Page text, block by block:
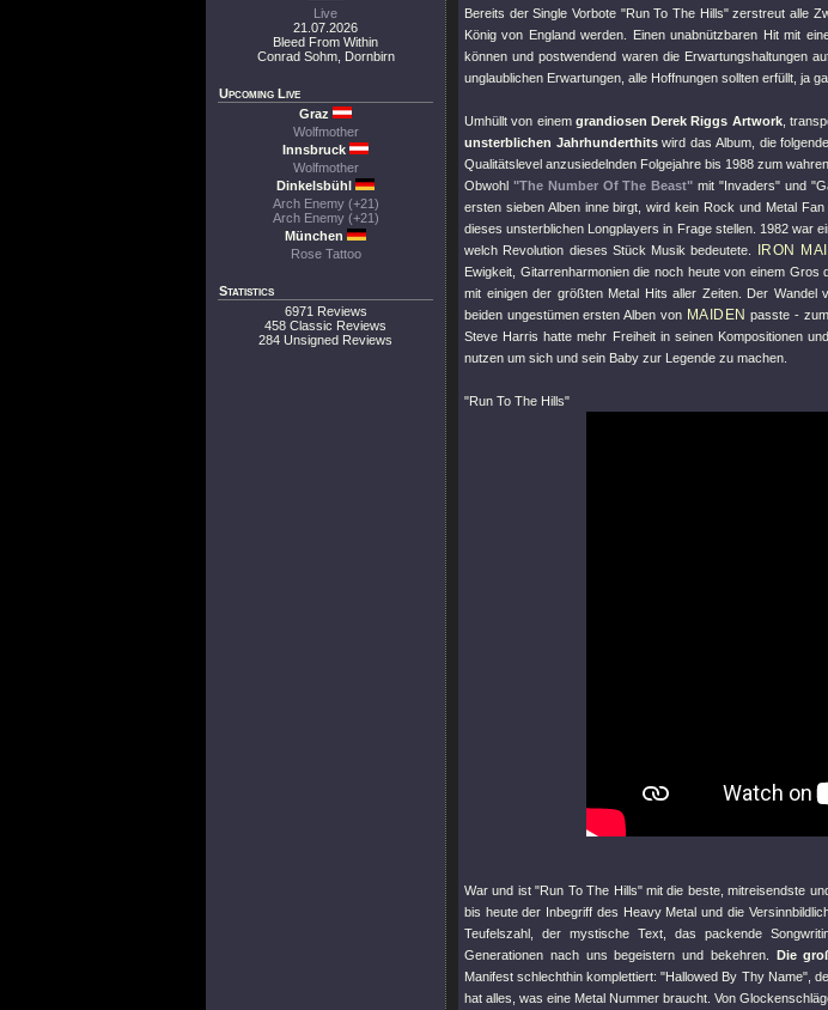
Live
21.07.2026
Bleed From Within
Conrad Sohm, Dornbirn
Upcoming Live
Graz
Wolfmother
Innsbruck
Wolfmother
Dinkelsbühl
Arch Enemy (+21)
Arch Enemy (+21)
München
Rose Tattoo
Statistics
6971 Reviews
458 Classic Reviews
284 Unsigned Reviews
Bereits der Single Vorbote "Run To The Hills"zerstreut alle
König von England werden. Einen unabnützbaren Hit mit
können und postwendend waren die Erwartungshaltungen
unglaublichen Erwartungen, alle Hoffnungen sollten erfüllt, ja
Umhüllt von einem grandiosen Derek Riggs Artwork,
unsterblichen Jahrhunderthitswird das Album, die folgende
Qualitätslevel anzusiedelnden Folgejahre bis 1988 zum
Obwohl "The Number Of The Beast" mit "Invaders" und
ersten sieben Alben inne birgt, wird kein Rock und Metal
dieses unsterblichen Longplayers in Frage stellen. 1982 war
welch Revolution dieses Stück Musik bedeutete.
IRON
Ewigkeit, Gitarrenharmonien die noch heute von einem
mit einigen der größten Metal Hits aller Zeiten. Der
beiden ungestümen ersten Alben von MAIDEN passte -
Steve Harris hatte mehr Freiheit in seinen Kompositionen
nutzen um sich und sein Baby zur Legende zu machen.
"Run To The Hills"
War und ist"Run To The Hills"mit die beste, mitreisendste
bis heute der Inbegriff des Heavy Metal und die
Teufelszahl, der mystische Text, das packende
Generationen nach uns begeistern und bekehren. Die
Manifest schlechthin komplettiert:"Hallowed By Thy Name",
hat alles, was eine Metal Nummer braucht. Von